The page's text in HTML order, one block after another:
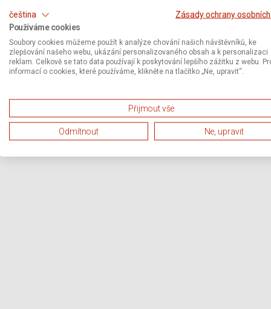
čeština
Zásady ochrany
Používáme cookies
Soubory cookies můžeme použít k analýze chování našich návštěvníků, ke
zlepšování našeho webu, ukázání personalizovaného obsah a k personalizaci
reklam. Celkově se tato data používají k poskytování lepšího zážitku z webu.
informací o cookies, které používáme, klikněte na tlačítko „Ne, upravit“.
Přijmout vše
Odmítnout Ne, upravit